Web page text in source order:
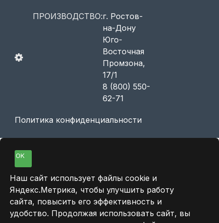
ПРОИЗВОДСТВО:г. Ростов-
на-Дону
Юго-
Восточная
Промзона,
17/1
8 (800) 550-
62-71
Политика конфиденциальности
OK
Наш сайт использует файлы cookie и
Яндекс.Метрика, чтобы улучшить работу
сайта, повысить его эффективность и
удобство. Продолжая использовать сайт, вы